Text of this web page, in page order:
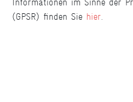
(GPSR) finden Sie hier.